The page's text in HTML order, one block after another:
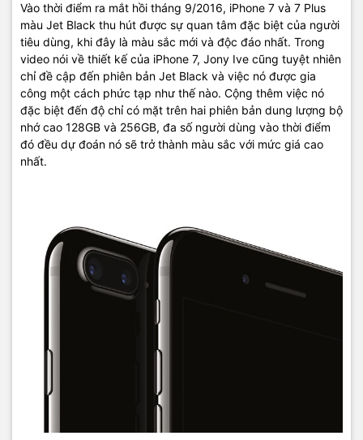
Vào thời điểm ra mắt hồi tháng 9/2016, iPhone 7 và 7 Plus
màu Jet Black thu hút được sự quan tâm đặc biệt của người
tiêu dùng, khi đây là màu sắc mới và độc đáo nhất. Trong
video nói về thiết kế của iPhone 7, Jony Ive cũng tuyệt nhiên
chỉ đề cập đến phiên bản Jet Black và việc nó được gia
công một cách phức tạp như thế nào. Cộng thêm việc nó
đặc biệt đến độ chỉ có mặt trên hai phiên bản dung lượng bộ
nhớ cao 128GB và 256GB, đa số người dùng vào thời điểm
đó đều dự đoán nó sẽ trở thành màu sắc với mức giá cao
nhất.